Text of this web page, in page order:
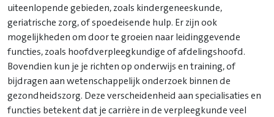
uiteenlopende gebieden, zoals kindergeneeskunde,
geriatrische zorg, of spoedeisende hulp. Er zijn ook
mogelijkheden om door te groeien naar leidinggevende
functies, zoals hoofdverpleegkundige of afdelingshoofd.
Bovendien kun je je richten op onderwijs en training, of
bijdragen aan wetenschappelijk onderzoek binnen de
gezondheidszorg. Deze verscheidenheid aan specialisaties en
functies betekent dat je carrière in de verpleegkunde veel